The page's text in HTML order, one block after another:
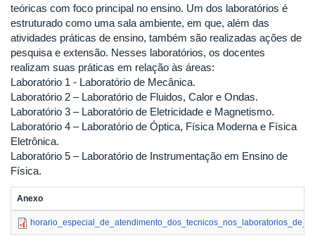
teóricas com foco principal no ensino. Um dos laboratórios é
estruturado como uma sala ambiente, em que, além das
atividades práticas de ensino, também são realizadas ações de
pesquisa e extensão. Nesses laboratórios, os docentes
realizam suas práticas em relação às áreas:
Laboratório 1 - Laboratório de Mecânica.
Laboratório 2 – Laboratório de Fluidos, Calor e Ondas.
Laboratório 3 – Laboratório de Eletricidade e Magnetismo.
Laboratório 4 – Laboratório de Óptica, Física Moderna e Física
Eletrônica.
Laboratório 5 – Laboratório de Instrumentação em Ensino de
Física.
Anexo